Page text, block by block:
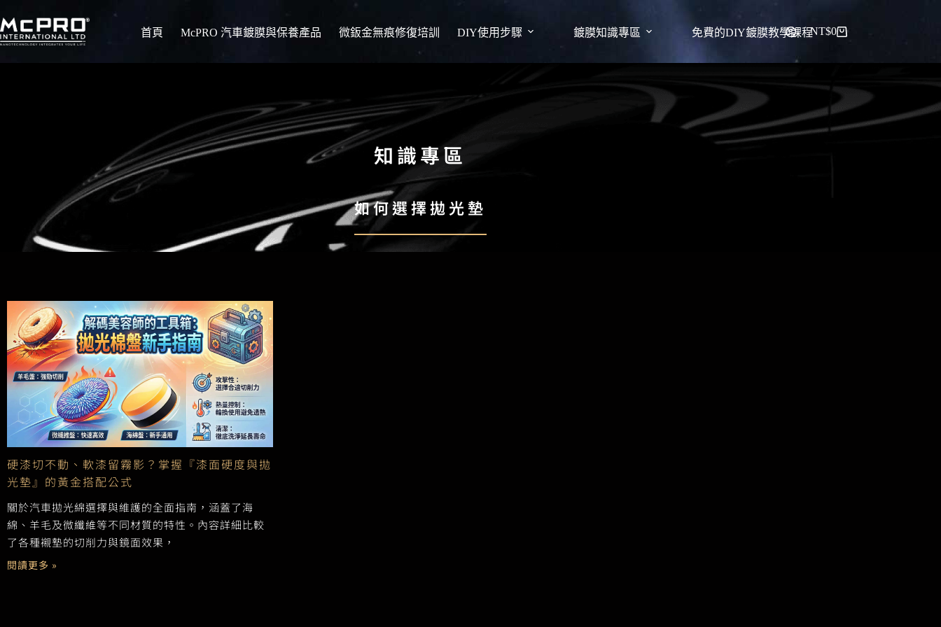
首頁 McPRO 汽車鍍膜與保養產品 微鈑金無痕修復培訓 DIY使用步驟 鍍膜知識專區 免費的DIY鍍膜教學課程NT$0
知識專區
如何選擇拋光墊
硬漆切不動、軟漆留霧影？掌握『漆面硬度與拋
光墊』的黃金搭配公式
關於汽車拋光綿選擇與維護的全面指南，涵蓋了海
綿、羊毛及微纖維等不同材質的特性。內容詳細比較
了各種襯墊的切削力與鏡面效果，
閱讀更多 »